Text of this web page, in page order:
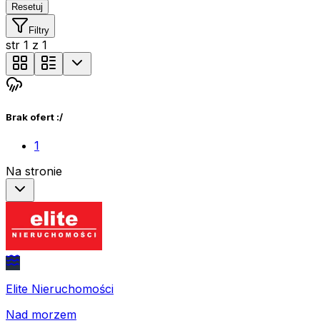
Resetuj
Filtry
str 1 z 1
Brak ofert :/
1
Na stronie
Elite Nieruchomości
Nad morzem